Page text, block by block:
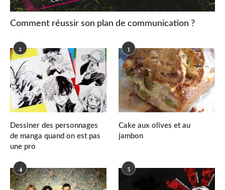
Comment réussir son plan de communication ?
2
Dessiner des personnages
de manga quand on est pas
une pro
3
Cake aux olives et au
jambon
4 5